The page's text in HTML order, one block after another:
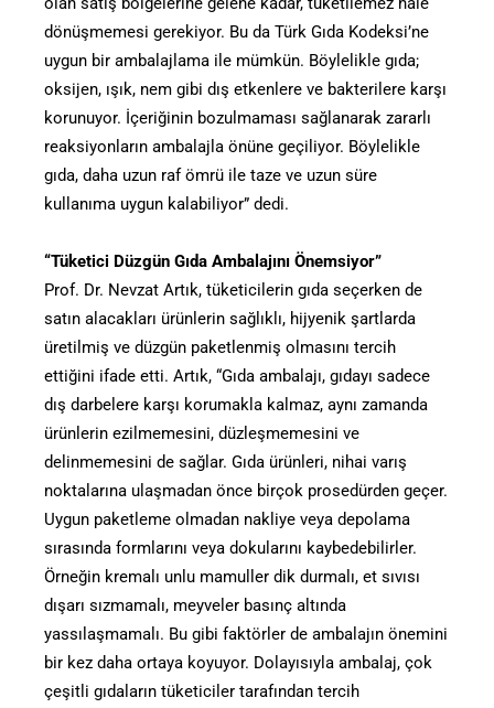
dönüşmemesi gerekiyor. Bu da Türk Gıda Kodeksi’ne
uygun bir ambalajlama ile mümkün. Böylelikle gıda;
oksijen, ışık, nem gibi dış etkenlere ve bakterilere karşı
korunuyor. İçeriğinin bozulmaması sağlanarak zararlı
reaksiyonların ambalajla önüne geçiliyor. Böylelikle
gıda, daha uzun raf ömrü ile taze ve uzun süre
kullanıma uygun kalabiliyor” dedi.
“Tüketici Düzgün Gıda Ambalajını Önemsiyor”
Prof. Dr. Nevzat Artık, tüketicilerin gıda seçerken de
satın alacakları ürünlerin sağlıklı, hijyenik şartlarda
üretilmiş ve düzgün paketlenmiş olmasını tercih
ettiğini ifade etti. Artık, “Gıda ambalajı, gıdayı sadece
dış darbelere karşı korumakla kalmaz, aynı zamanda
ürünlerin ezilmemesini, düzleşmemesini ve
delinmemesini de sağlar. Gıda ürünleri, nihai varış
noktalarına ulaşmadan önce birçok prosedürden geçer.
Uygun paketleme olmadan nakliye veya depolama
sırasında formlarını veya dokularını kaybedebilirler.
Örneğin kremalı unlu mamuller dik durmalı, et sıvısı
dışarı sızmamalı, meyveler basınç altında
yassılaşmamalı. Bu gibi faktörler de ambalajın önemini
bir kez daha ortaya koyuyor. Dolayısıyla ambalaj, çok
çeşitli gıdaların tüketiciler tarafından tercih